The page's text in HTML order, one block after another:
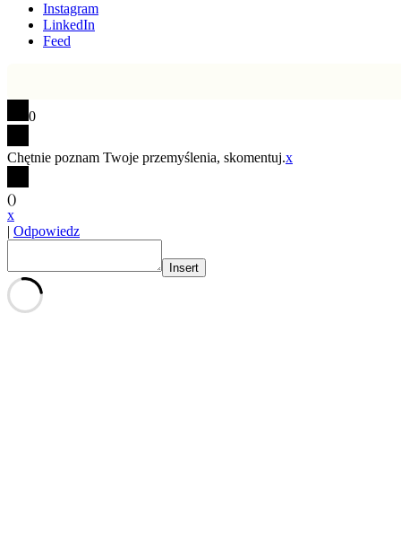
Instagram
LinkedIn
Feed
0
Chętnie poznam Twoje przemyślenia, skomentuj.x
()
x
| Odpowiedz
Insert